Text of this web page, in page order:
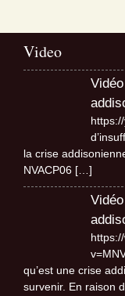
Video
la crise
NVACP06 […]
qu’est une crise
survenir. En raison